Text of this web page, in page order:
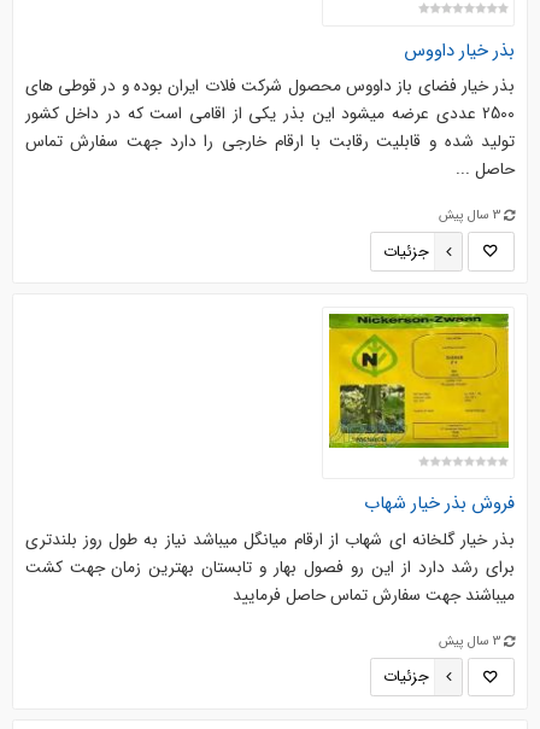
بذر خیار داووس
بذر خیار فضای باز داووس محصول شرکت فلات ایران بوده و در قوطی های
2500 عددی عرضه میشود این بذر یکی از اقامی است که در داخل کشور
تولید شده و قابلیت رقابت با ارقام خارجی را دارد جهت سفارش تماس
حاصل ...
3 سال پیش
جزئیات
فروش بذر خیار شهاب
بذر خیار گلخانه ای شهاب از ارقام میانگل میباشد نیاز به طول روز بلندتری
برای رشد دارد از این رو فصول بهار و تابستان بهترین زمان جهت کشت
میباشند جهت سفارش تماس حاصل فرمایید
3 سال پیش
جزئیات